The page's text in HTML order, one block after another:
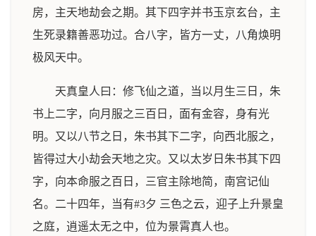
房，主天地劫会之期。其下四字并书玉京玄台，主
生死录籍善恶功过。合八字，皆方一丈，八角焕明
极风天中。
天真皇人曰：修飞仙之道，当以月生三日，朱
书上二字，向月服之三百日，面有金容，身有光
明。又以八节之日，朱书其下二字，向西北服之，
皆得过大小劫会天地之灾。又以太岁日朱书其下四
字，向本命服之百日，三官主除地简，南宫记仙
名。二十四年，当有#3夕 三色之云，迎子上升景皇
之庭，逍遥太无之中，位为景霄真人也。